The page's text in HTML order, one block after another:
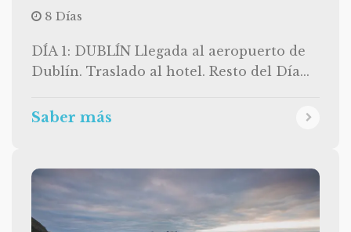
8 Días
DÍA 1: DUBLÍN Llegada al aeropuerto de
Dublín. Traslado al hotel. Resto del Día...
Saber más